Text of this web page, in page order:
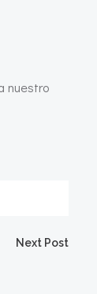
nuestro
Next Post